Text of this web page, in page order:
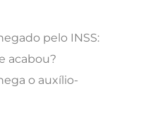
pelo INSS:
acabou?
o auxílio-